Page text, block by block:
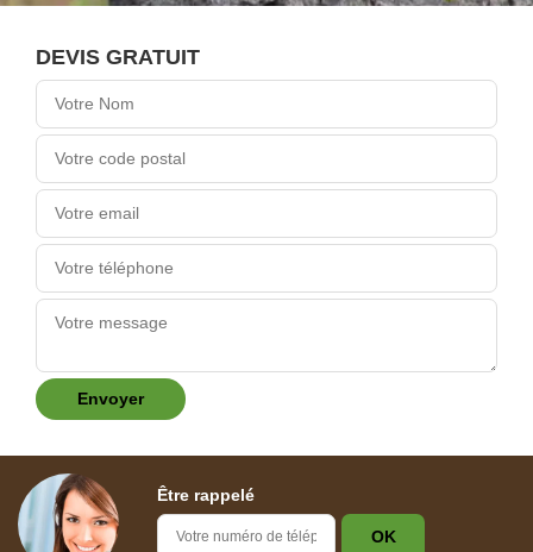
DEVIS GRATUIT
Être rappelé